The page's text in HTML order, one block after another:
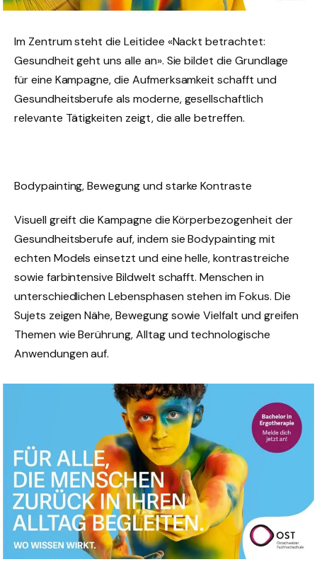
Im Zentrum steht die Leitidee «Nackt betrachtet:
Gesundheit geht uns alle an». Sie bildet die Grundlage
für eine Kampagne, die Aufmerksamkeit schafft und
Gesundheitsberufe als moderne, gesellschaftlich
relevante Tätigkeiten zeigt, die alle betreffen.
Bodypainting, Bewegung und starke Kontraste
Visuell greift die Kampagne die Körperbezogenheit der
Gesundheitsberufe auf, indem sie Bodypainting mit
echten Models einsetzt und eine helle, kontrastreiche
sowie farbintensive Bildwelt schafft. Menschen in
unterschiedlichen Lebensphasen stehen im Fokus. Die
Sujets zeigen Nähe, Bewegung sowie Vielfalt und greifen
Themen wie Berührung, Alltag und technologische
Anwendungen auf.